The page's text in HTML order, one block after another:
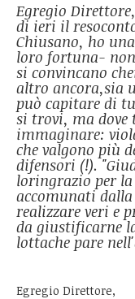
Egregio
di ieri il
Chiusano, ho
loro fortuna-
si convincano
altro ancora,sia
può capitare di
si trovi, ma dove
immaginare:
che valgono
difensori (!).
loringrazio per
accomunati
realizzare veri e
da giustificarne
lottache pare
Egregio Direttore,